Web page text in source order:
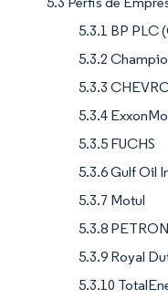
5.3.1 BP PLC
5.3.2
5.3.3
5.3.4
5.3.5 FUCHS
5.3.6 Gulf Oil
5.3.7 Motul
5.3.8
5.3.9 Royal
5.3.10